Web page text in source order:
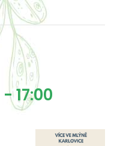
-17:00